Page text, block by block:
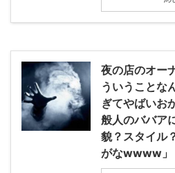
夜の店のオー
ういうことな
ぎてやばいお
般人のババア
貌？スタイル
がなwwww」